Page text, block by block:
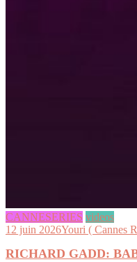
CANNESERIES videos
12 juin 2026Youri ( Cannes
RICHARD GADD: